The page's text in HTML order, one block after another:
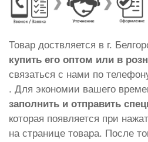
Товар доствляется в г.
купить его оптом или в
связаться с нами по
. Для экономии вашего
заполнить и отправить
которая появляется при
на странице товара. После